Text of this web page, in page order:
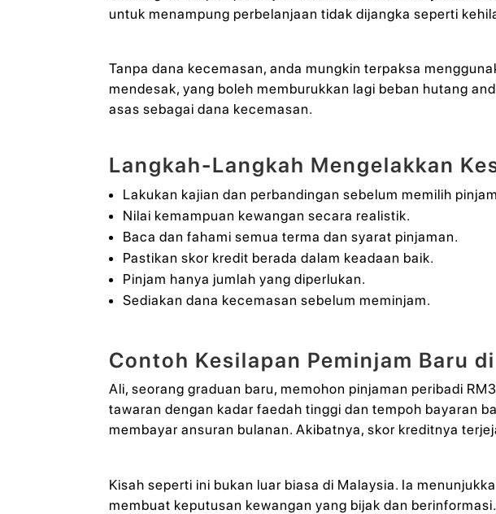
untuk menampung perbelanjaan tidak dijangka seperti
Tanpa dana kecemasan, anda mungkin terpaksa
mendesak, yang boleh memburukkan lagi beban hutang
asas sebagai dana kecemasan.
Langkah-Langkah Mengelakkan
Lakukan kajian dan perbandingan sebelum memilih
Nilai kemampuan kewangan secara realistik.
Baca dan fahami semua terma dan syarat pinjaman.
Pastikan skor kredit berada dalam keadaan baik.
Pinjam hanya jumlah yang diperlukan.
Sediakan dana kecemasan sebelum meminjam.
Contoh Kesilapan Peminjam Baru
Ali, seorang graduan baru, memohon pinjaman peribadi
tawaran dengan kadar faedah tinggi dan tempoh bayaran
membayar ansuran bulanan. Akibatnya, skor kreditnya
Kisah seperti ini bukan luar biasa di Malaysia. Ia
membuat keputusan kewangan yang bijak dan berinformasi.